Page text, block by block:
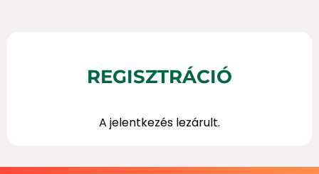
REGISZTRÁCIÓ
A jelentkezés lezárult.